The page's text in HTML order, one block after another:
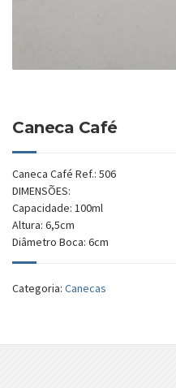
Caneca Café
Caneca Café Ref.: 506
DIMENSÕES:
Capacidade: 100ml
Altura: 6,5cm
Diâmetro Boca: 6cm
Categoria: Canecas